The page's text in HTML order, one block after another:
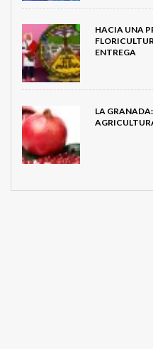
HACIA UNA
ENTREGA
LA